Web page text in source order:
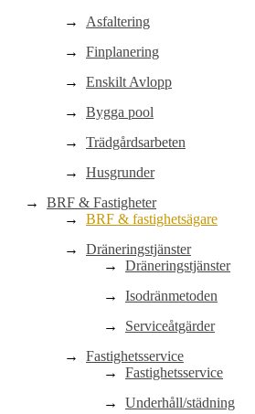
Asfaltering
Finplanering
Enskilt Avlopp
Bygga pool
Trädgårdsarbeten
Husgrunder
BRF & Fastigheter
BRF & fastighetsägare
Dräneringstjänster
Dräneringstjänster
Isodränmetoden
Serviceåtgärder
Fastighetsservice
Fastighetsservice
Underhåll/städning